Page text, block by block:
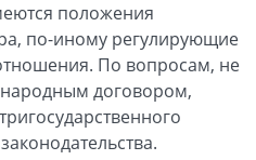
положения
по-иному регулирующие
По вопросам, не
договором,